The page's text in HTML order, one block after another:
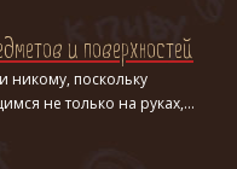
и поверхностей
никому, поскольку
не только на руках,...